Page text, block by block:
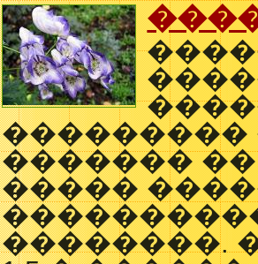
���������
�������
�����
��������.